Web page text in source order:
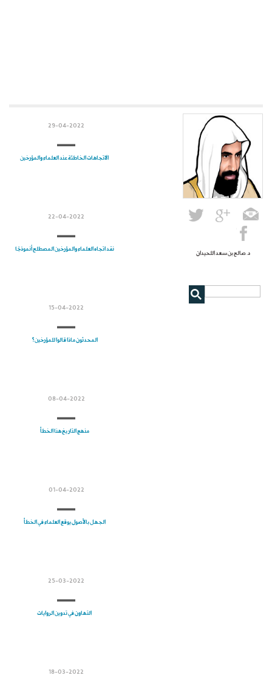
د. صالح بن سعد اللحيدان
29-04-2022
الاتجاهات الخاطئة عند العلماء والمؤرخين
22-04-2022
نقد اتجاه العلماء والمؤرخين المصطلح أنموذجًا
15-04-2022
المحدثون ماذا قالوا للمؤرخين؟
08-04-2022
منهج التاريخ هنا الخطأ
01-04-2022
الجهل بالأصول يوقع العلماء في الخطأ
25-03-2022
التهاون في تدوين الروايات
18-03-2022